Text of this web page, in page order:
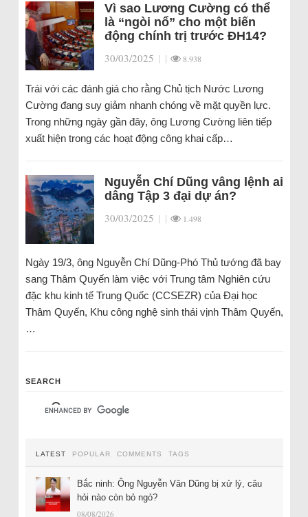
Vì sao Lương Cường có thể
là “ngòi nổ” cho một biến
động chính trị trước ĐH14?
30/03/2025 | | 8.938
Trái với các đánh giá cho rằng Chủ tịch Nước Lương
Cường đang suy giảm nhanh chóng về mặt quyền lực.
Trong những ngày gần đây, ông Lương Cường liên tiếp
xuất hiện trong các hoạt động công khai cấp…
Nguyễn Chí Dũng vâng lệnh ai
dâng Tập 3 đại dự án?
30/03/2025 | | 1.498
Ngày 19/3, ông Nguyễn Chí Dũng-Phó Thủ tướng đã bay
sang Thâm Quyến làm việc với Trung tâm Nghiên cứu
đặc khu kinh tế Trung Quốc (CCSEZR) của Đại học
Thâm Quyến, Khu công nghệ sinh thái vịnh Thâm Quyến,
…
SEARCH
LATEST POPULAR COMMENTS TAGS
Bắc ninh: Ông Nguyễn Văn Dũng bị xử lý, câu
hỏi nào còn bỏ ngỏ?
08/08/2026